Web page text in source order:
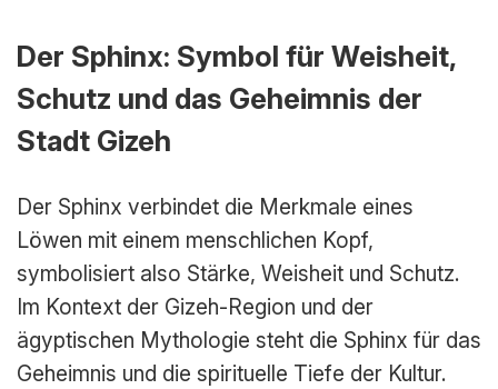
Der Sphinx: Symbol für Weisheit,
Schutz und das Geheimnis der
Stadt Gizeh
Der Sphinx verbindet die Merkmale eines
Löwen mit einem menschlichen Kopf,
symbolisiert also Stärke, Weisheit und Schutz.
Im Kontext der Gizeh-Region und der
ägyptischen Mythologie steht die Sphinx für das
Geheimnis und die spirituelle Tiefe der Kultur.